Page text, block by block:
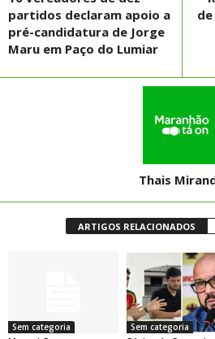
partidos declaram apoio a
pré-candidatura de Jorge
Maru em Paço do Lumiar
Thais
ARTIGOS RELACIONADOS
Sem categoria Sem categoria